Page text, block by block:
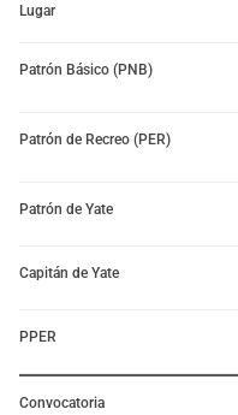
Lugar
Patrón Básico (PNB)
Patrón de Recreo (PER)
Patrón de Yate
Capitán de Yate
PPER
Convocatoria